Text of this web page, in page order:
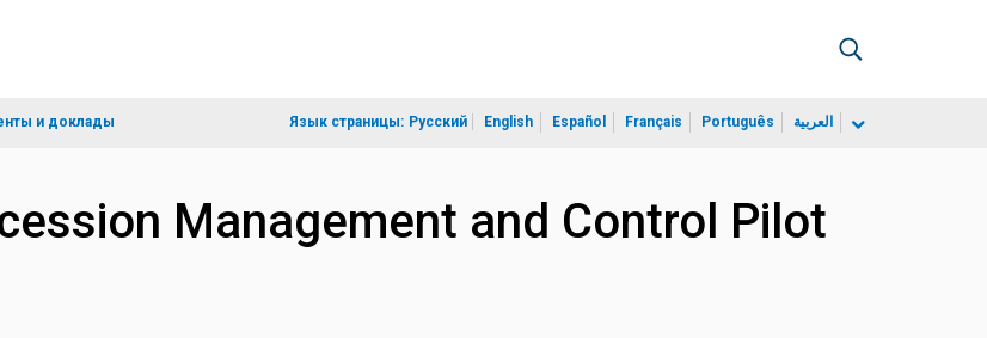
и доклады Язык страницы: Русский English Español Français Português العربية
Management and Control Pilot